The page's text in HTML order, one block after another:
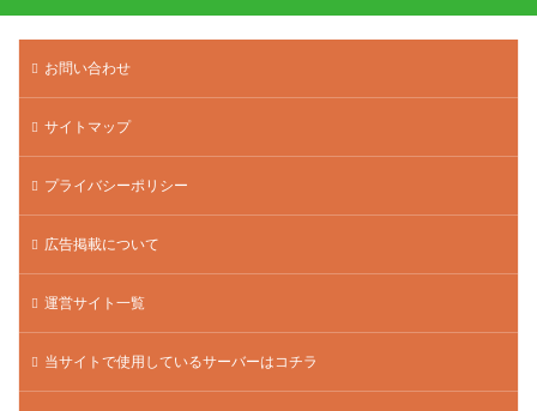
お問い合わせ
サイトマップ
プライバシーポリシー
広告掲載について
運営サイト一覧
当サイトで使用しているサーバーはコチラ